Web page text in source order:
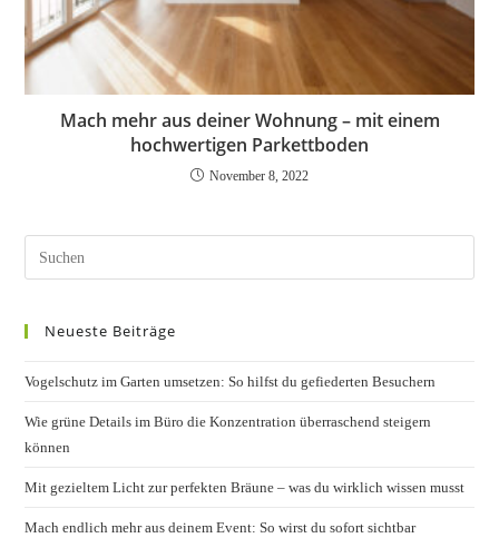
Mach mehr aus deiner Wohnung – mit einem
hochwertigen Parkettboden
November 8, 2022
Neueste Beiträge
Vogelschutz im Garten umsetzen: So hilfst du gefiederten Besuchern
Wie grüne Details im Büro die Konzentration überraschend steigern
können
Mit gezieltem Licht zur perfekten Bräune – was du wirklich wissen musst
Mach endlich mehr aus deinem Event: So wirst du sofort sichtbar